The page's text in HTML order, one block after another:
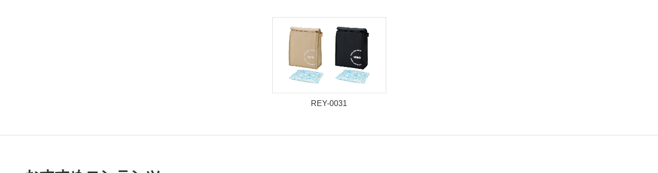
REY-0031